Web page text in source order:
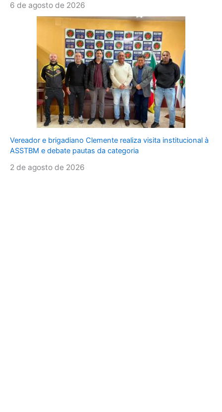
6 de agosto de 2026
Vereador e brigadiano Clemente realiza visita institucional à
ASSTBM e debate pautas da categoria
2 de agosto de 2026